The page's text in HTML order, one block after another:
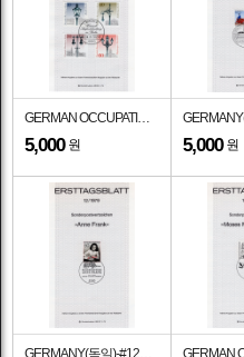
GERMAN OCCUPATION STAMPS(베르린)-#9N430~3(4종)-HISTORIC STREET LANTERNS(역사적인 거리 등불)-기념인 멕시멈카드(MAXIMUMCARD)-1979.8.9일
5,000 원 5,000 원
GERMANY(독일)-#1293-60pf-ANNE FRANK(아넬리스 마리 프랑크)-기념인 멕시멈카드(MAXIMUMCARD)-1979.5.17일